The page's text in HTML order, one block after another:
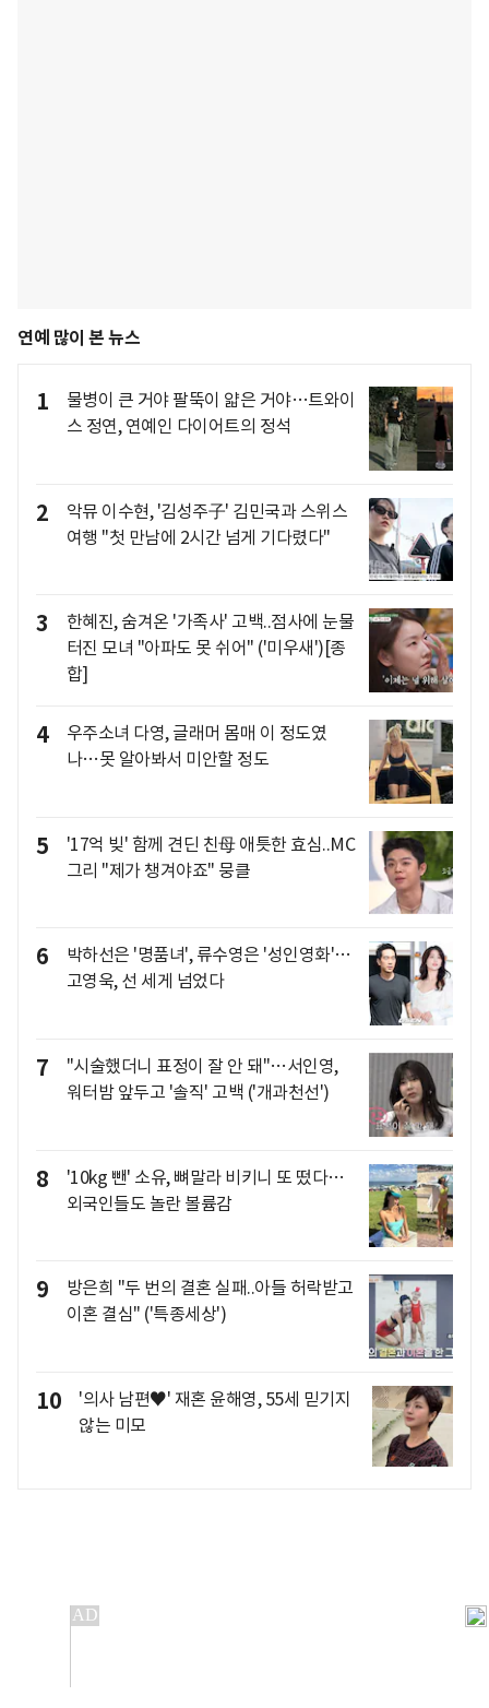
연예 많이 본 뉴스
1
물병이 큰 거야 팔뚝이 얇은 거야…트와이
스 정연, 연예인 다이어트의 정석
2
악뮤 이수현, '김성주子' 김민국과 스위스
여행 "첫 만남에 2시간 넘게 기다렸다"
3
한혜진, 숨겨온 '가족사' 고백..점사에 눈물
터진 모녀 "아파도 못 쉬어" ('미우새')[종
합]
4
우주소녀 다영, 글래머 몸매 이 정도였
나…못 알아봐서 미안할 정도
5
'17억 빚' 함께 견딘 친母 애틋한 효심..MC
그리 "제가 챙겨야죠" 뭉클
6
박하선은 '명품녀', 류수영은 '성인영화'…
고영욱, 선 세게 넘었다
7
"시술했더니 표정이 잘 안 돼"…서인영,
워터밤 앞두고 '솔직' 고백 ('개과천선')
8
'10kg 뺀' 소유, 뼈말라 비키니 또 떴다…
외국인들도 놀란 볼륨감
9
방은희 "두 번의 결혼 실패..아들 허락받고
이혼 결심" ('특종세상')
10
'의사 남편♥' 재혼 윤해영, 55세 믿기지
않는 미모